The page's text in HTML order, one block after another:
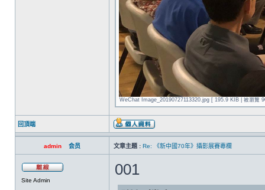
WeChat Image_20190727113320.jpg [ 195.9 KIB | 被瀏覽
回頂端
admin 会员 文章主題 : Re: 《新中國70年》攝影展賽專欄
Site Admin
001